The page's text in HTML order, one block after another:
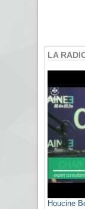
LA
Houcine
Sami Agli,